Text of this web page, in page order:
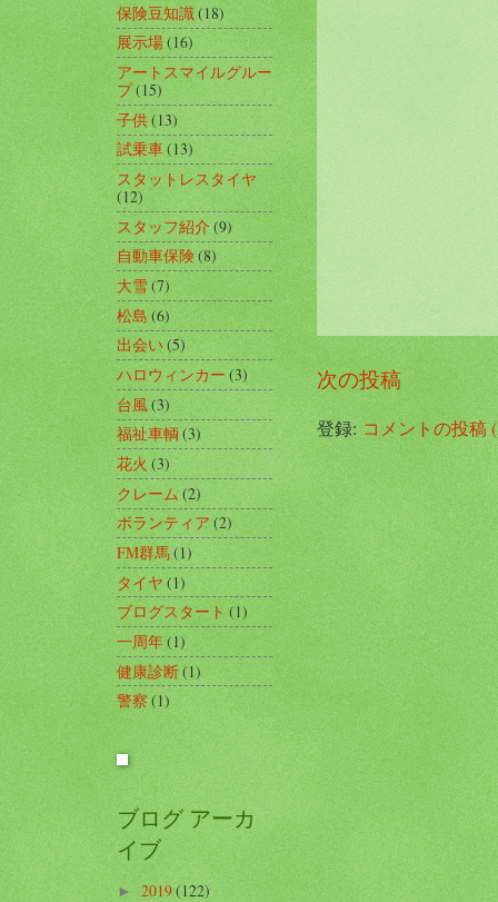
次の投稿
登録:コメントの投稿
保険豆知識(18)
展示場(16)
アートスマイルグルー
プ(15)
子供(13)
試乗車(13)
スタットレスタイヤ
(12)
スタッフ紹介(9)
自動車保険(8)
大雪(7)
松島 (6)
出会い(5)
ハロウィンカー(3)
台風(3)
福祉車輌 (3)
花火(3)
クレーム(2)
ボランティア(2)
FM群馬(1)
タイヤ(1)
ブログスタート(1)
一周年(1)
健康診断(1)
警察 (1)
ブログ アーカ
イブ
►2019(122)